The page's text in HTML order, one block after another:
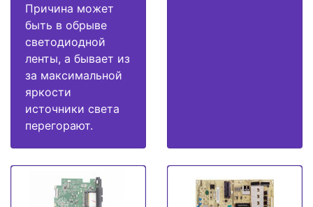
Причина может
быть в обрыве
светодиодной
ленты, а бывает из
за максимальной
яркости
источники света
перегорают.